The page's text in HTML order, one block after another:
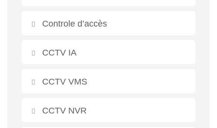
Controle d’accès
CCTV IA
CCTV VMS
CCTV NVR